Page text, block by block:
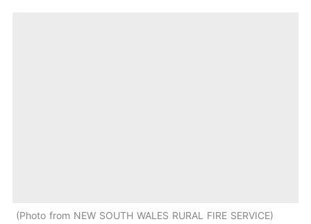
Photo from NEW SOUTH WALES RURAL FIRE SERVICE